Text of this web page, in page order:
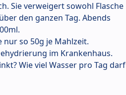
Sie verweigert sowohl Flasche
den ganzen Tag. Abends
nur so 50g je Mahlzeit.
im Krankenhaus.
Wie viel Wasser pro Tag darf